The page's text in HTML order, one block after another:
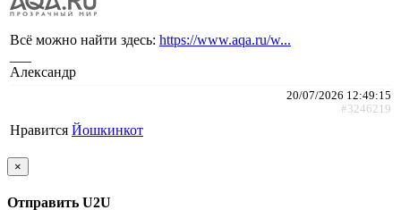
Всё можно найти здесь: https://www.aqa.ru/w...
Александр
20/07/2026 12:49:15
#3246219
Нравится Йошкинкот
×
Отправить U2U